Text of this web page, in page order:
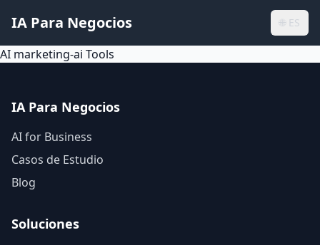
IA Para Negocios 🌐 ES
AI marketing-ai Tools
IA Para Negocios
AI for Business
Casos de Estudio
Blog
Soluciones